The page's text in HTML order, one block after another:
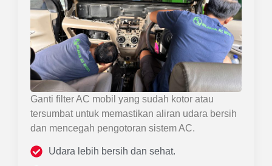
Ganti filter AC mobil yang sudah kotor atau
tersumbat untuk memastikan aliran udara bersih
dan mencegah pengotoran sistem AC.
Udara lebih bersih dan sehat.